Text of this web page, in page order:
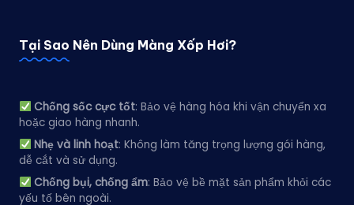
Tại Sao Nên Dùng Màng Xốp Hơi?
Chống sốc cực tốt: Bảo vệ hàng hóa khi vận chuyển xa
hoặc giao hàng nhanh.
Nhẹ và linh hoạt: Không làm tăng trọng lượng gói hàng,
dễ cắt và sử dụng.
Chống bụi, chống ẩm: Bảo vệ bề mặt sản phẩm khỏi các
yếu tố bên ngoài.